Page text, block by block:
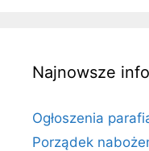
Najnowsze
Ogłoszenia
Porządek